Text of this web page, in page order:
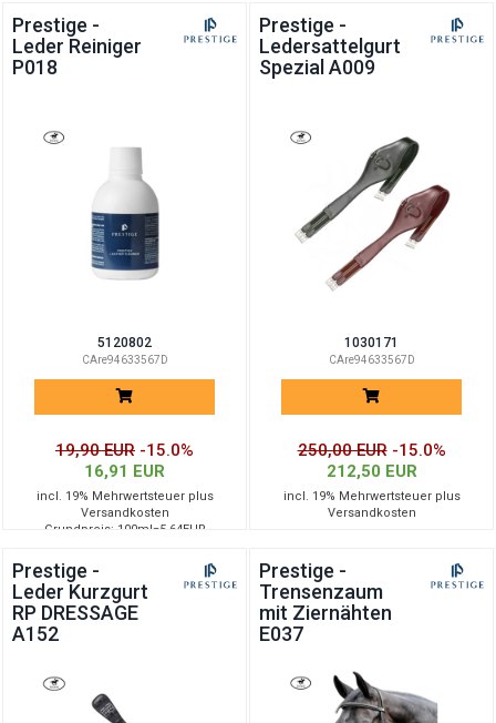
Prestige -
Leder Reiniger
P018
5120802
CAre94633567D
19,90 EUR -15.0%
16,91 EUR
incl. 19% Mehrwertsteuer plus
Versandkosten
Grundpreis: 100ml=5.64EUR
Prestige -
Ledersattelgurt
Spezial A009
1030171
CAre94633567D
250,00 EUR -15.0%
212,50 EUR
incl. 19% Mehrwertsteuer plus
Versandkosten
Prestige -
Leder Kurzgurt
RP DRESSAGE
A152
Prestige -
Trensenzaum
mit Ziernähten
E037